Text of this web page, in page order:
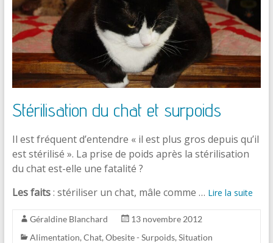
Stérilisation du chat et surpoids
Il est fréquent d’entendre « il est plus gros depuis qu’il
est stérilisé ». La prise de poids après la stérilisation
du chat est-elle une fatalité ?
Les faits: stériliser un chat, mâle comme … Lire la suite
Géraldine Blanchard
13 novembre 2012
Alimentation, Chat, Obesite - Surpoids, Situation